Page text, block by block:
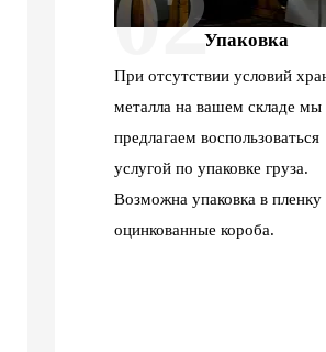
02Упаковка
При отсутствии условий
металла на вашем складе мы
предлагаем воспользоваться
услугой по упаковке груза.
Возможна упаковка в пленку
оцинкованные короба.